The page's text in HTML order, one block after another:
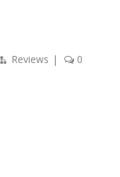
Reviews | 0